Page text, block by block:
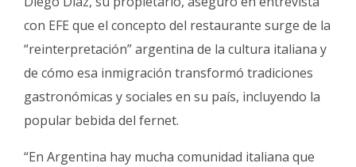
con EFE que el concepto del restaurante surge de la
“reinterpretación” argentina de la cultura italiana y
de cómo esa inmigración transformó tradiciones
gastronómicas y sociales en su país, incluyendo la
popular bebida del fernet.
“En Argentina hay mucha comunidad italiana que